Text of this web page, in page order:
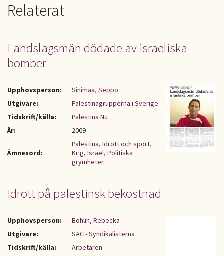
Relaterat
Landslagsmän dödade av israeliska
bomber
Upphovsperson:
Sinimaa, Seppo
Utgivare:
Palestinagrupperna i Sverige
Tidskrift/källa:
Palestina Nu
År:
2009
Ämnesord:
Palestina, Idrott och sport,
Krig, Israel, Politiska
grymheter
Idrott på palestinsk bekostnad
Upphovsperson:
Bohlin, Rebecka
Utgivare:
SAC - Syndikalisterna
Tidskrift/källa:
Arbetaren